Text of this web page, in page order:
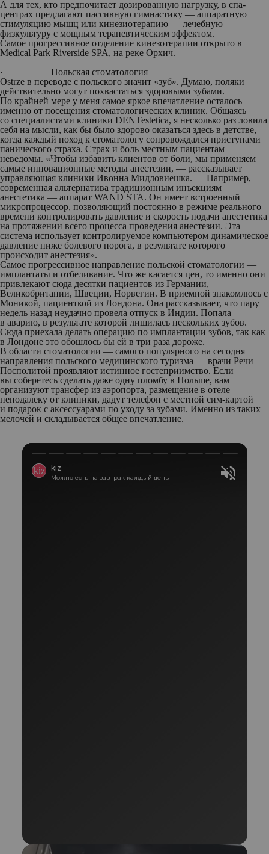
А для тех, кто предпочитает дозированную нагрузку, в спа-
центрах предлагают пассивную гимнастику — аппаратную
стимуляцию мышц или кинезиотерапию — лечебную
физкультуру с мощным терапевтическим эффектом.
Самое прогрессивное отделение кинезотерапии открыто в
Medical Park Riverside SPA, на реке Орхич.
· Польская стоматология
Ostrze в переводе с польского значит «зуб». Думаю, поляки
действительно могут похвастаться здоровыми зубами.
По крайней мере у меня самое яркое впечатление осталось
именно от посещения стоматологических клиник. Общаясь
со специалистами клиники DENTestetica, я несколько раз ловила
себя на мысли, как бы было здорово оказаться здесь в детстве,
когда каждый поход к стоматологу сопровождался приступами
панического страха. Страх и боль местным пациентам
неведомы. «Чтобы избавить клиентов от боли, мы применяем
самые инновационные методы анестезии, — рассказывает
управляющая клиники Ивонна Мидловиешка. — Например,
современная альтернатива традиционным инъекциям
анестетика — аппарат WAND STA. Он имеет встроенный
микропроцессор, позволяющий постоянно в режиме реального
времени контролировать давление и скорость подачи анестетика
на протяжении всего процесса проведения анестезии. Эта
система использует контролируемое компьютером динамическое
давление ниже болевого порога, в результате которого
происходит анестезия».
Самое прогрессивное направление польской стоматологии —
имплантаты и отбеливание. Что же касается цен, то именно они
привлекают сюда десятки пациентов из Германии,
Великобритании, Швеции, Норвегии. В приемной знакомлюсь с
Моникой, пациенткой из Лондона. Она рассказывает, что пару
недель назад неудачно провела отпуск в Индии. Попала
в аварию, в результате которой лишилась нескольких зубов.
Сюда приехала делать операцию по имплантации зубов, так как
в Лондоне это обошлось бы ей в три раза дороже.
В области стоматологии — самого популярного на сегодня
направления польского медицинского туризма — врачи Речи
Посполитой проявляют истинное гостеприимство. Если
вы соберетесь сделать даже одну пломбу в Польше, вам
организуют трансфер из аэропорта, размещение в отеле
неподалеку от клиники, дадут телефон с местной сим-картой
и подарок с аксессуарами по уходу за зубами. Именно из таких
мелочей и складывается общее впечатление.